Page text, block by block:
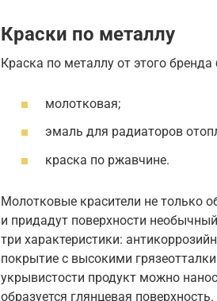
Краски по металлу
Краска по металлу от этого
молотковая;
эмаль для радиаторов
краска по ржавчине.
Молотковые красители не только
и придадут поверхности
три характеристики:
покрытие с высокими
укрывистости продукт можно
образуется глянцевая